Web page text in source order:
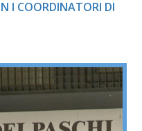
I COORDINATORI DI